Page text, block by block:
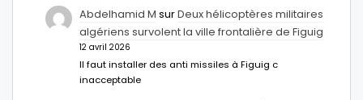
Abdelhamid M surDeux hélicoptères militaires
algériens survolent la ville frontalière de Figuig
12 avril 2026
Il faut installer des anti missiles à Figuig c
inacceptable